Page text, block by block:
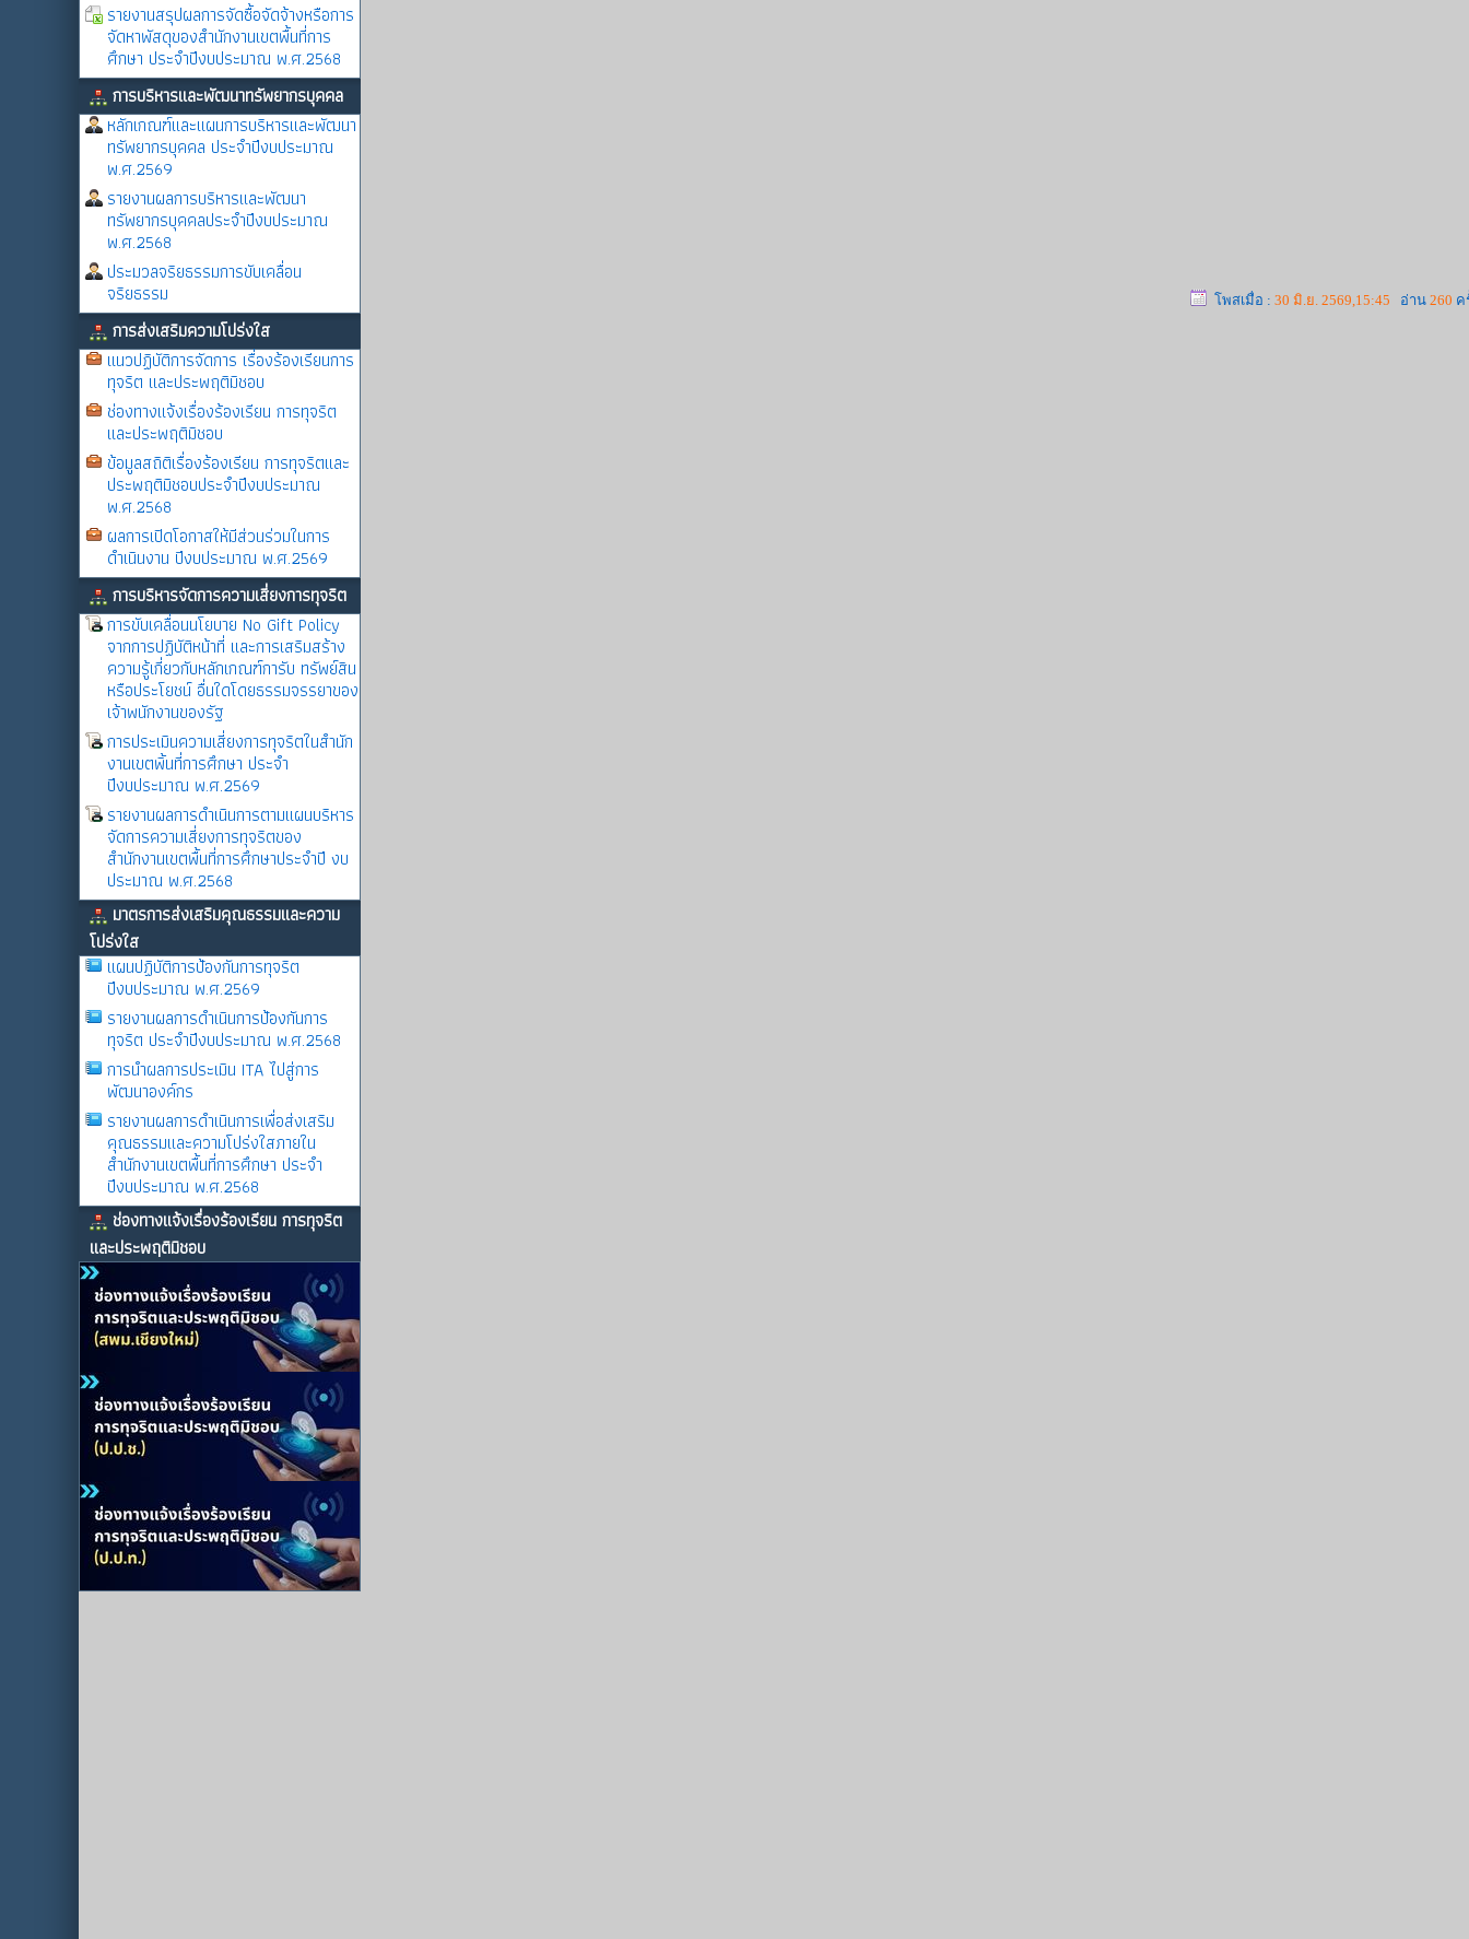
รายงานสรุปผลการจัดซื้อจัดจ้างหรือการ
จัดหาพัสดุของสำนักงานเขตพื้นที่การ
ศึกษา ประจำปีงบประมาณ พ.ศ.2568
การบริหารและพัฒนาทรัพยากรบุคคล
หลักเกณฑ์และแผนการบริหารและพัฒนา
ทรัพยากรบุคคล ประจำปีงบประมาณ
พ.ศ.2569
รายงานผลการบริหารและพัฒนา
ทรัพยากรบุคคลประจำปีงบประมาณ
พ.ศ.2568
ประมวลจริยธรรมการขับเคลื่อน
จริยธรรม
การส่งเสริมความโปร่งใส
แนวปฏิบัติการจัดการ เรื่องร้องเรียนการ
ทุจริต และประพฤติมิชอบ
ช่องทางแจ้งเรื่องร้องเรียน การทุจริต
และประพฤติมิชอบ
ข้อมูลสถิติเรื่องร้องเรียน การทุจริตและ
ประพฤติมิชอบประจำปีงบประมาณ
พ.ศ.2568
ผลการเปิดโอกาสให้มีส่วนร่วมในการ
ดำเนินงาน ปีงบประมาณ พ.ศ.2569
การบริหารจัดการความเสี่ยงการทุจริต
การขับเคลื่อนนโยบาย No Gift Policy
จากการปฏิบัติหน้าที่ และการเสริมสร้าง
ความรู้เกี่ยวกับหลักเกณฑ์การับ ทรัพย์สิน
หรือประโยชน์ อื่นใดโดยธรรมจรรยาของ
เจ้าพนักงานของรัฐ
การประเมินความเสี่ยงการทุจริตในสำนัก
งานเขตพิ้นที่การศึกษา ประจำ
ปีงบประมาณ พ.ศ.2569
รายงานผลการดำเนินการตามแผนบริหาร
จัดการความเสี่ยงการทุจริตของ
สำนักงานเขตพื้นที่การศึกษาประจำปี งบ
ประมาณ พ.ศ.2568
มาตรการส่งเสริมคุณธรรมและความ
โปร่งใส
แผนปฏิบัติการป้องกันการทุจริต
ปีงบประมาณ พ.ศ.2569
รายงานผลการดําเนินการป้องกันการ
ทุจริต ประจําปีงบประมาณ พ.ศ.2568
การนำผลการประเมิน ITA ไปสู่การ
พัฒนาองค์กร
รายงานผลการดําเนินการเพื่อส่งเสริม
คุณธรรมและความโปร่งใสภายใน
สำนักงานเขตพื้นที่การศึกษา ประจำ
ปีงบประมาณ พ.ศ.2568
ช่องทางแจ้งเรื่องร้องเรียน การทุจริต
และประพฤติมิชอบ
โพสเมื่อ : 30 มิ.ย. 2569,15:45 อ่าน 260 ค